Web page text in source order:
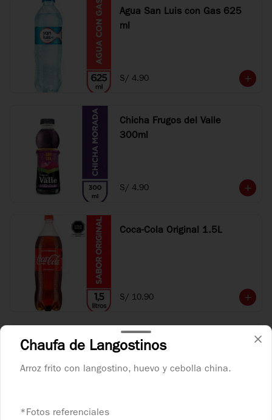
Agua San Luis con Gas 625
ml
S/ 4.90
Chicha Frugos del Valle
300ml
S/ 4.90
Coca-Cola Original 1.5L
S/ 10.90
Coca-Cola Original 500 ml
Chaufa de Langostinos
Arroz frito con langostino, huevo y cebolla china.
*Fotos referenciales